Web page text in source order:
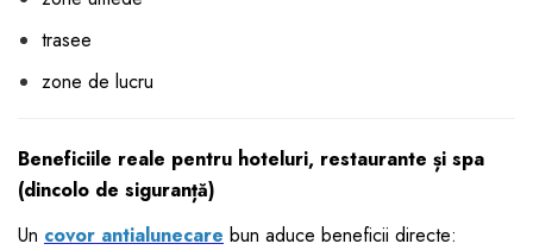
trasee
zone de lucru
Beneficiile reale pentru hoteluri, restaurante și spa
(dincolo de siguranță)
Un covor antialunecare bun aduce beneficii directe: